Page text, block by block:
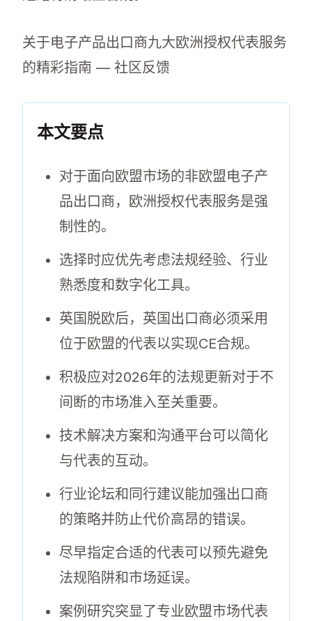
关于电子产品出口商九大欧洲授权代表服务
的精彩指南 — 社区反馈
英国脱欧后如何进入欧盟市场？
本文要点
对于面向欧盟市场的非欧盟电子产
品出口商，欧洲授权代表服务是强
制性的。
选择时应优先考虑法规经验、行业
熟悉度和数字化工具。
英国脱欧后，英国出口商必须采用
位于欧盟的代表以实现CE合规。
积极应对2026年的法规更新对于不
间断的市场准入至关重要。
技术解决方案和沟通平台可以简化
与代表的互动。
行业论坛和同行建议能加强出口商
的策略并防止代价高昂的错误。
尽早指定合适的代表可以预先避免
法规陷阱和市场延误。
案例研究突显了专业欧盟市场代表